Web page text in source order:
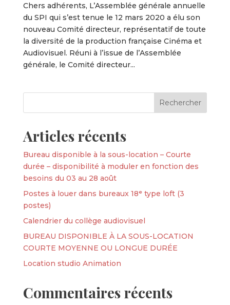
Chers adhérents, L’Assemblée générale annuelle
du SPI qui s’est tenue le 12 mars 2020 a élu son
nouveau Comité directeur, représentatif de toute
la diversité de la production française Cinéma et
Audiovisuel. Réuni à l’issue de l’Assemblée
générale, le Comité directeur...
Articles récents
Bureau disponible à la sous-location – Courte
durée – disponibilité à moduler en fonction des
besoins du 03 au 28 août
Postes à louer dans bureaux 18ᵉ type loft (3
postes)
Calendrier du collège audiovisuel
BUREAU DISPONIBLE À LA SOUS-LOCATION
COURTE MOYENNE OU LONGUE DURÉE
Location studio Animation
Commentaires récents